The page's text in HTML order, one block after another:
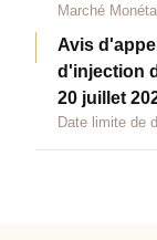
Marché
Avis
d'injection
20 juillet
Date limite de